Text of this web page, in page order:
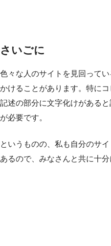
さいごに
色々な人のサイトを見回って
かけることがあります。特に
記述の部分に文字化けがある
が必要です。
というものの、私も自分のサ
あるので、みなさんと共に十分